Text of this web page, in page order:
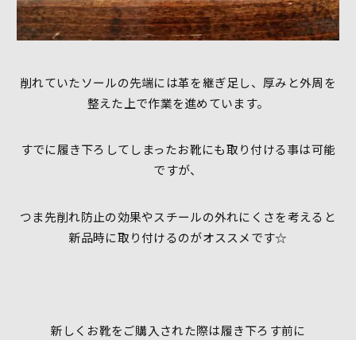
削れていたソールの先端には革を継ぎ足し、厚みと外周を
整えた上で作業を進めています。
すでに履き下ろしてしまったお靴にも取り付ける事は可能
ですが、
つま先削れ防止の効果やスチールの外れにくさを考えると
新品時に取り付けるのがオススメです☆
新しくお靴をご購入された際は履き下ろす前に